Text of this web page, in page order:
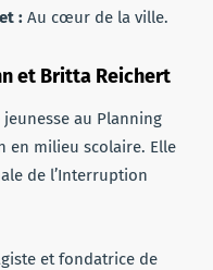
: Au cœur de la ville.
et Britta Reichert
au Planning
en milieu scolaire. Elle
de l’Interruption
et fondatrice de